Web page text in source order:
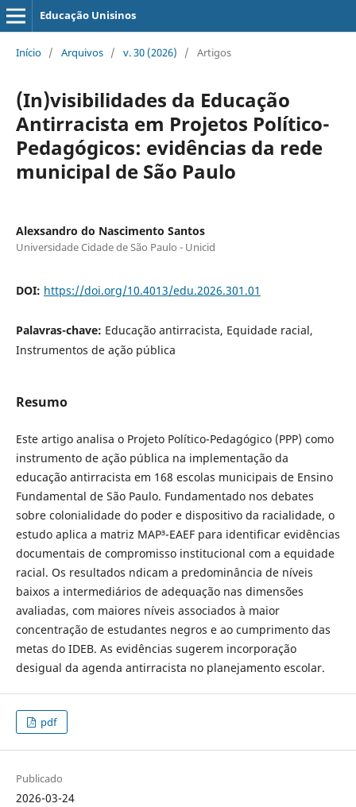
Educação Unisinos
Início / Arquivos / v. 30 (2026) / Artigos
(In)visibilidades da Educação
Antirracista em Projetos Político-
Pedagógicos: evidências da rede
municipal de São Paulo
Alexsandro do Nascimento Santos
Universidade Cidade de São Paulo - Unicid
DOI: https://doi.org/10.4013/edu.2026.301.01
Palavras-chave: Educação antirracista, Equidade racial,
Instrumentos de ação pública
Resumo
Este artigo analisa o Projeto Político-Pedagógico (PPP) como
instrumento de ação pública na implementação da
educação antirracista em 168 escolas municipais de Ensino
Fundamental de São Paulo. Fundamentado nos debates
sobre colonialidade do poder e dispositivo da racialidade, o
estudo aplica a matriz MAP³-EAEF para identificar evidências
documentais de compromisso institucional com a equidade
racial. Os resultados ndicam a predominância de níveis
baixos a intermediários de adequação nas dimensões
avaliadas, com maiores níveis associados à maior
concentração de estudantes negros e ao cumprimento das
metas do IDEB. As evidências sugerem incorporação
desigual da agenda antirracista no planejamento escolar.
pdf
Publicado
2026-03-24